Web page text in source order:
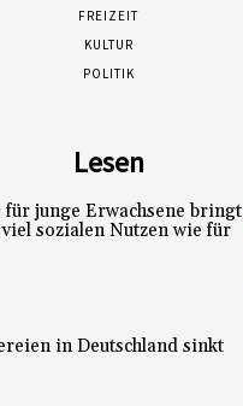
FREIZEIT
KULTUR
POLITIK
Lesen
junge Erwachsene bringt
sozialen Nutzen wie für
in Deutschland sinkt